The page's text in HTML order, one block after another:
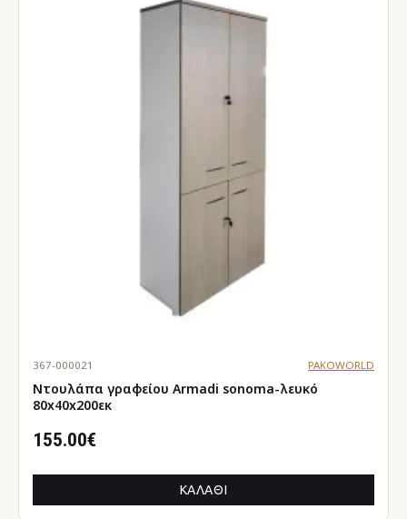
367-000021 PAKOWORLD
Ντουλάπα γραφείου Armadi sonoma-λευκό
80x40x200εκ
155.00€
ΚΑΛΆΘΙ